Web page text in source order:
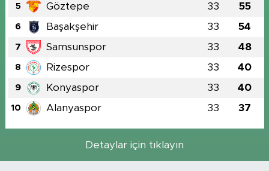
5 Göztepe 33 55
6 Başakşehir 33 54
7 Samsunspor 33 48
8 Rizespor 33 40
9 Konyaspor 33 40
10 Alanyaspor 33 37
Detaylar için tıklayın